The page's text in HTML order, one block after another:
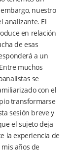
nuestro
analizante. El
en relación
de esas
a un
muchos
se
con el
transformarse
sesión breve y
el sujeto deja
la experiencia de
años de